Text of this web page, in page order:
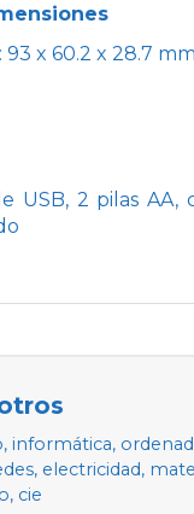
93 x 60.2 x 28.7 mm
USB, 2 pilas AA,
informática,
electricidad,
cie